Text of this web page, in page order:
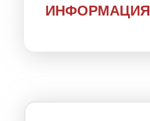
ИНФОРМАЦИЯ